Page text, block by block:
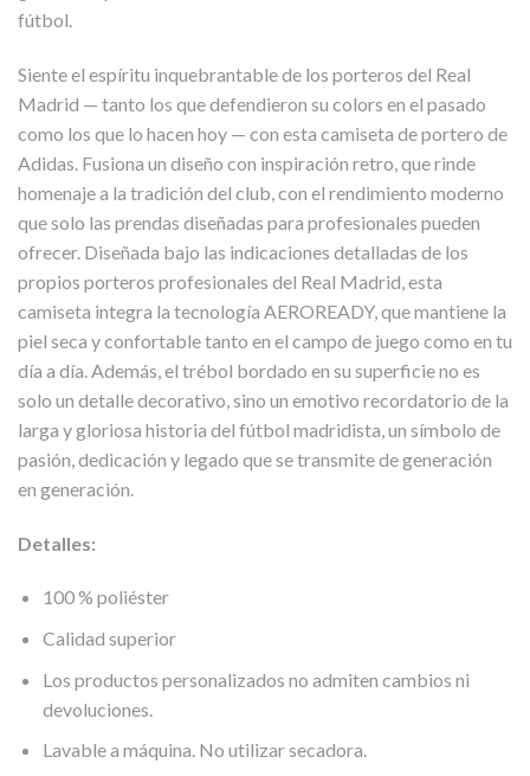
fútbol.
Siente el espíritu inquebrantable de los porteros del Real
Madrid — tanto los que defendieron su colors en el pasado
como los que lo hacen hoy — con esta camiseta de portero de
Adidas. Fusiona un diseño con inspiración retro, que rinde
homenaje a la tradición del club, con el rendimiento moderno
que solo las prendas diseñadas para profesionales pueden
ofrecer. Diseñada bajo las indicaciones detalladas de los
propios porteros profesionales del Real Madrid, esta
camiseta integra la tecnología AEROREADY, que mantiene la
piel seca y confortable tanto en el campo de juego como en tu
día a día. Además, el trébol bordado en su superficie no es
solo un detalle decorativo, sino un emotivo recordatorio de la
larga y gloriosa historia del fútbol madridista, un símbolo de
pasión, dedicación y legado que se transmite de generación
en generación.
Detalles:
100 % poliéster
Calidad superior
Los productos personalizados no admiten cambios ni
devoluciones.
Lavable a máquina. No utilizar secadora.